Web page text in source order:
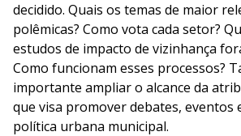
decidido. Quais os temas de maior
polêmicas? Como vota cada setor?
estudos de impacto de vizinhança
Como funcionam esses processos?
importante ampliar o alcance da
que visa promover debates, eventos
política urbana municipal.